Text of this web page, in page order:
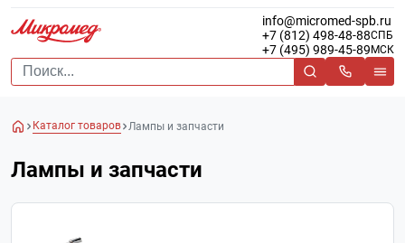
info@micromed-spb.ru
+7 (812) 498-48-88СПБ
+7 (495) 989-45-89 МСК
Каталог товаров Лампы и запчасти
Лампы и запчасти